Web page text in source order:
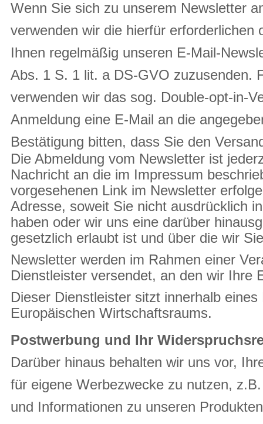
Wenn Sie sich zu unserem Newsletter
verwenden wir die hierfür
Ihnen regelmäßig unseren E-Mail-
Abs. 1 S. 1 lit. a DS-GVO zuzusenden.
verwenden wir das sog. Double-opt-in-
Anmeldung eine E-Mail an die
Bestätigung bitten, dass Sie den
Die Abmeldung vom Newsletter ist
Nachricht an die im Impressum
vorgesehenen Link im Newsletter
Adresse, soweit Sie nicht ausdrücklich
haben oder wir uns eine darüber
gesetzlich erlaubt ist und über die wir
Newsletter werden im Rahmen einer
Dienstleister versendet, an den wir Ihre
Dieser Dienstleister sitzt innerhalb
Europäischen Wirtschaftsraums.
Postwerbung und Ihr
Darüber hinaus behalten wir uns vor,
für eigene Werbezwecke zu nutzen,
und Informationen zu unseren